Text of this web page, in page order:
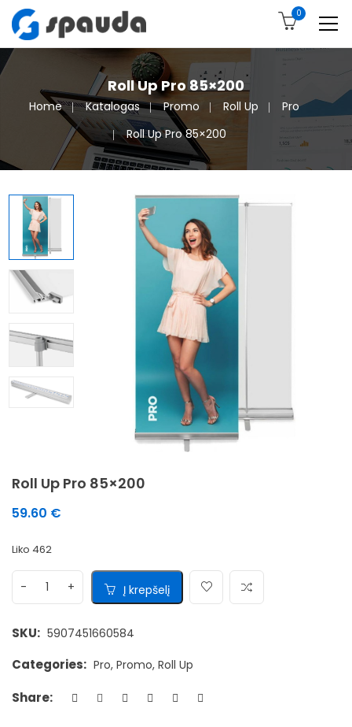
0
Roll Up Pro 85×200
Home Katalogas Promo Roll Up
Pro
Roll Up Pro 85×200
Roll Up Pro 85×200
59.60 €
Liko 462
Į krepšelį
SKU: 5907451660584
Categories: Pro, Promo, Roll Up
Share: